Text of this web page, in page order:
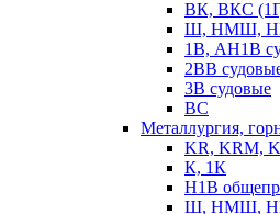
ВК, ВКС
Ш, НМШ,
1В, АН1В
2ВВ
3В судовые
ВС
Металлургия,
KR, KRM,
К, 1К
Н1В
Ш, НМШ,